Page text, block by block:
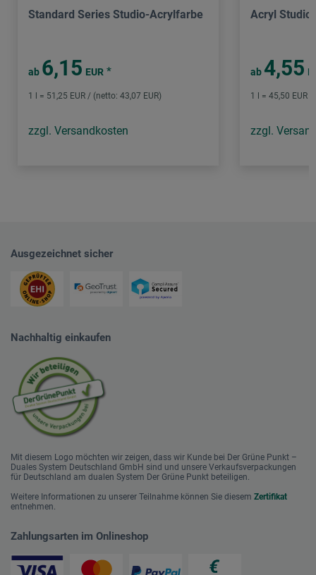
Standard Series Studio-Acrylfarbe
ab 6,15 EUR *
1 l = 51,25 EUR / (netto: 43,07 EUR)
zzgl. Versandkosten
Acryl Studio
ab 4,55
1 l = 45,50 EUR
zzgl.
Ausgezeichnet sicher
Nachhaltig einkaufen
Mit diesem Logo möchten wir zeigen, dass wir Kunde bei Der Grüne Punkt –
Duales System Deutschland GmbH sind und unsere Verkaufsverpackungen
für Deutschland am dualen System Der Grüne Punkt beteiligen.
Weitere Informationen zu unserer Teilnahme können Sie diesem Zertifikat
entnehmen.
Zahlungsarten im Onlineshop